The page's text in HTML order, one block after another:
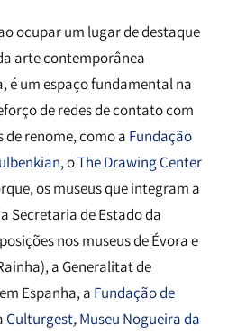
ocupar um lugar de destaque
arte contemporânea
é um espaço fundamental na
de redes de contato com
renome, como a Fundação
, oThe Drawing Center
os museus que integram a
Secretaria de Estado da
nos museus de Évora e
a Generalitat de
Espanha, a Fundação de
Culturgest,Museu Nogueira da